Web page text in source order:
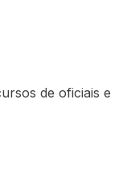
de oficiais e